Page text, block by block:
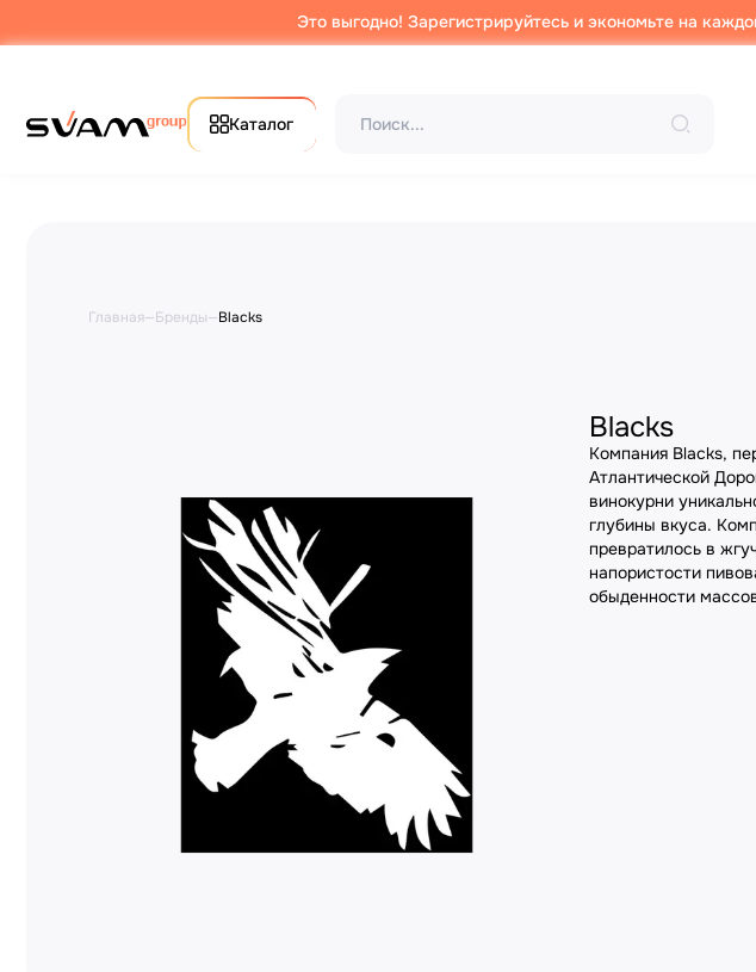
Это выгодно! Зарегистрируйтесь и экономьте на
Каталог
Главная—Бренды—Blacks
Blacks
Компания Blacks,
Атлантической
винокурни
глубины вкуса.
превратилось в
напористости
обыденности